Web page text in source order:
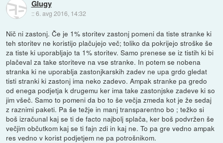
Glugy
::6. avg 2016, 14:32
Nič ni zastonj. Če je 1% storitev zastonj pomeni da tiste stranke ki
teh storitev ne koristijo plačujejo več; toliko da pokrijejo stroške še
za tiste ki uporabljajo ta 1% storitev. Samo prenese se iz tistih ki bi
plačeval za take storiteve na vse stranke. In potem se nobena
stranka ki ne uporablja zastonjkarskih zadev ne upa grdo gledat
tisti stranki ki zastonj ima neko zadevo. Ampak stranke pa gredo
od enega podjetja k drugemu ker ima take zastonjske zadeve ki so
jim všeč. Samo to pomeni da bo to še večja zmeda kot je že sedaj
z raznimi paketi. Pa še težje in manj transparentno bo ; težko si
boš izračunal kaj se ti de facto najbolj splača, ker boš podvržen še
večjim občutkom kaj se ti fajn zdi in kaj ne. To pa gre vedno ampak
res vedno v korist podjetjem ne pa potrošnikom.